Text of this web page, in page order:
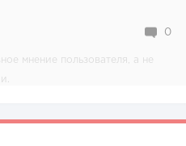
0
мнение пользователя, а не